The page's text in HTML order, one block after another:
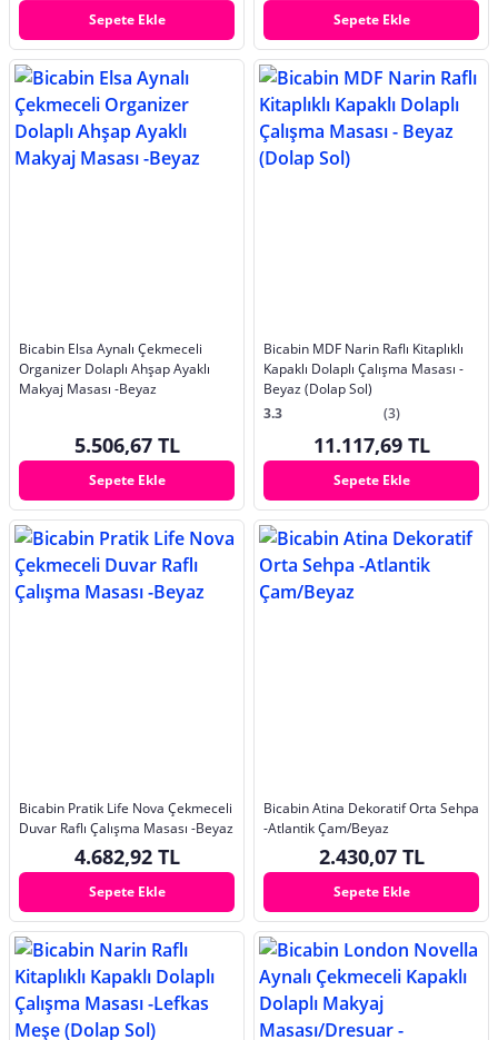
Sepete Ekle Sepete Ekle
Bicabin Elsa Aynalı Çekmeceli
Organizer Dolaplı Ahşap Ayaklı
Makyaj Masası -Beyaz
5.506,67 TL
Sepete Ekle
Bicabin MDF Narin Raflı Kitaplıklı
Kapaklı Dolaplı Çalışma Masası -
Beyaz (Dolap Sol)
3.3
(3)
11.117,69 TL
Sepete Ekle
Bicabin Pratik Life Nova Çekmeceli
Duvar Raflı Çalışma Masası -Beyaz
4.682,92 TL
Sepete Ekle
Bicabin Atina Dekoratif Orta Sehpa
-Atlantik Çam/Beyaz
2.430,07 TL
Sepete Ekle